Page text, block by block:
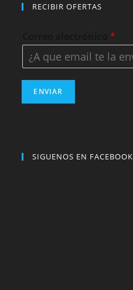
RECIBIR OFERTAS
Correo electrónico*
ENVIAR
SIGUENOS EN FACEBOOK